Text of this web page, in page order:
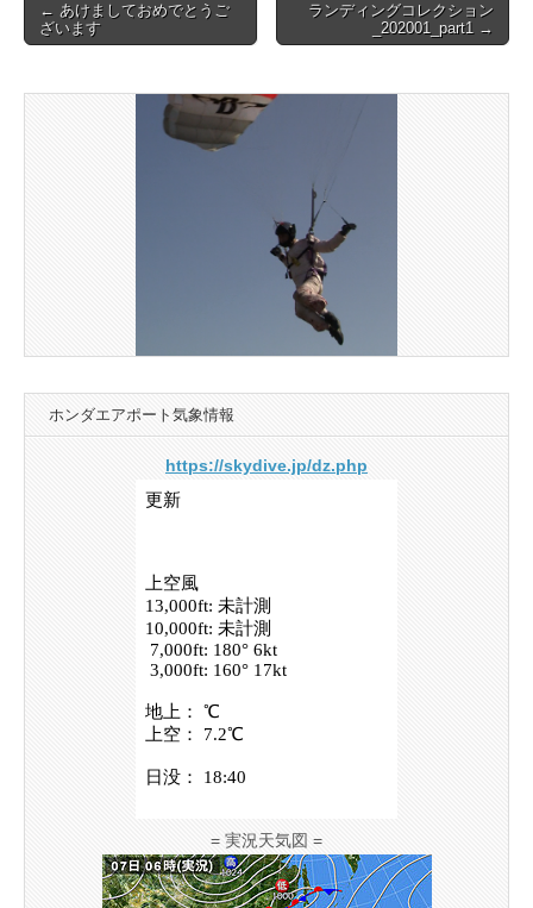
Post
navigation
← あけましておめでとうご
ざいます
ランディングコレクション
_202001_part1 →
ホンダエアポート気象情報
https://skydive.jp/dz.php
= 実況天気図 =